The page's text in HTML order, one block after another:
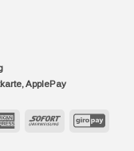
ApplePay
AmericanSofort